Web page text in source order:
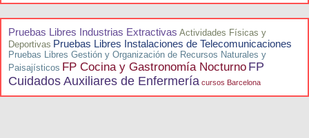
Pruebas Libres Industrias Extractivas Actividades Físicas y
Deportivas Pruebas Libres Instalaciones de Telecomunicaciones
Pruebas Libres Gestión y Organización de Recursos Naturales y
Paisajísticos FP Cocina y Gastronomía Nocturno FP
Cuidados Auxiliares de Enfermería cursos Barcelona